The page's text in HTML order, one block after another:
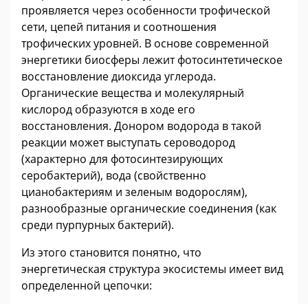
проявляется через особенности трофической
сети, цепей питания и соотношения
трофических уровней. В основе современной
энергетики биосферы лежит фотосинтетическое
восстановление диоксида углерода.
Органические вещества и молекулярный
кислород образуются в ходе его
восстановления. Донором водорода в такой
реакции может выступать сероводород
(характерно для фотосинтезирующих
серобактерий), вода (свойственно
цианобактериям и зеленым водорослям),
разнообразные органические соединения (как
среди пурпурных бактерий).
Из этого становится понятно, что
энергетическая структура экосистемы имеет вид
определенной цепочки: